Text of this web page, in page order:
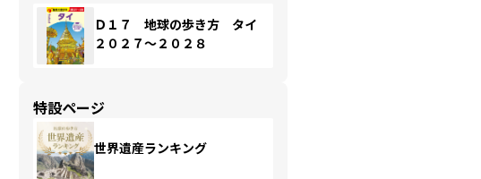
Ｄ１７ 地球の歩き方 タイ
２０２７～２０２８
特設ページ
世界遺産ランキング